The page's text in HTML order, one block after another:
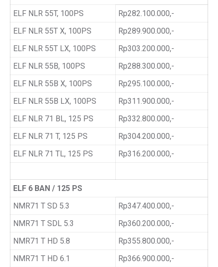
ELF NLR 55T, 100PS
Rp282.100.000,-
ELF NLR 55T X, 100PS
Rp289.900.000,-
ELF NLR 55T LX, 100PS
Rp303.200.000,-
ELF NLR 55B, 100PS
Rp288.300.000,-
ELF NLR 55B X, 100PS
Rp295.100.000,-
ELF NLR 55B LX, 100PS
Rp311.900.000,-
ELF NLR 71 BL, 125 PS
Rp332.800.000,-
ELF NLR 71 T, 125 PS
Rp304.200.000,-
ELF NLR 71 TL, 125 PS
Rp316.200.000,-
ELF 6 BAN / 125 PS
NMR71 T SD 5.3
Rp347.400.000,-
NMR71 T SDL 5.3
Rp360.200.000,-
NMR71 T HD 5.8
Rp355.800.000,-
NMR71 T HD 6.1
Rp366.900.000,-